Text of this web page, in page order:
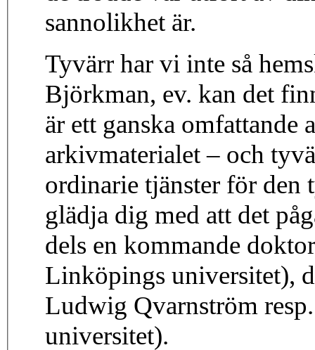
sannolikhet är.
Tyvärr har vi inte så
Björkman, ev. kan det
är ett ganska omfattande
arkivmaterialet – och
ordinarie tjänster för den
glädja dig med att det
dels en kommande
Linköpings universitet),
Ludwig Qvarnström
universitet).